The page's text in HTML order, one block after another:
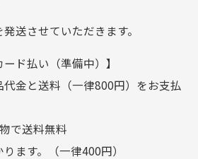
式会社一条
ゆうちょ銀行
送させていただきます。
ド払い（準備中）】
金と送料（一律800円）をお支払
で送料無料
ます。（一律400円）